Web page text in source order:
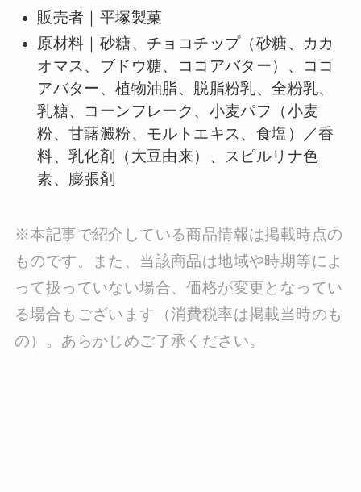
販売者｜平塚製菓
原材料｜砂糖、チョコチップ（砂糖、カカ
オマス、ブドウ糖、ココアバター）、ココ
アバター、植物油脂、脱脂粉乳、全粉乳、
乳糖、コーンフレーク、小麦パフ（小麦
粉、甘藷澱粉、モルトエキス、食塩）／香
料、乳化剤（大豆由来）、スピルリナ色
素、膨張剤
※本記事で紹介している商品情報は掲載時点の
ものです。また、当該商品は地域や時期等によ
って扱っていない場合、価格が変更となってい
る場合もございます（消費税率は掲載当時のも
の）。あらかじめご了承ください。